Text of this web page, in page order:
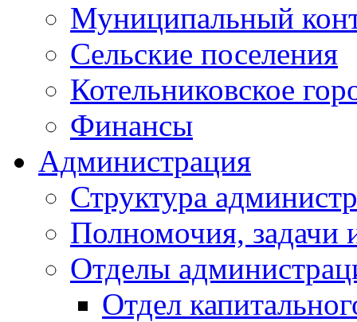
Муниципальный
Сельские поселения
Котельниковское
Финансы
Администрация
Структура
Полномочия, задачи
Отделы
Отдел